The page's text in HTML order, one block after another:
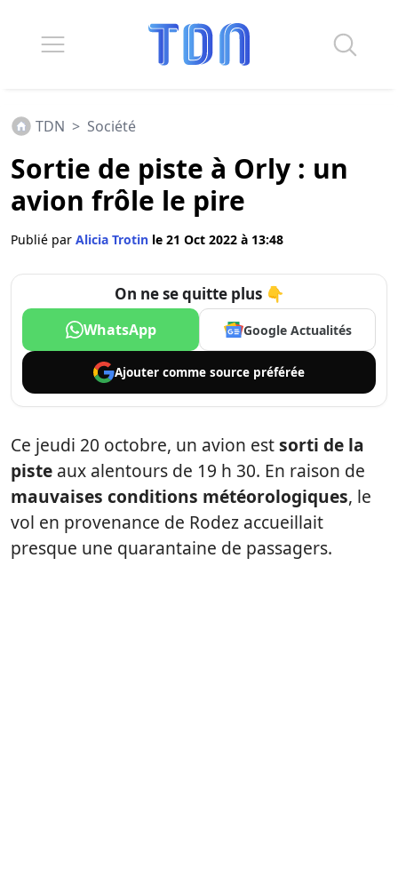
TDN > Société
Sortie de piste à Orly : un
avion frôle le pire
Publié par Alicia Trotin le 21 Oct 2022 à 13:48
On ne se quitte plus 👇
WhatsApp Google Actualités
Ajouter comme source préférée
Ce jeudi 20 octobre, un avion estsorti de la
piste aux alentours de 19 h 30. En raison de
mauvaises conditions météorologiques, le
vol en provenance de Rodez accueillait
presque une quarantaine de passagers.